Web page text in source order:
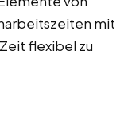
mit
flexibel zu